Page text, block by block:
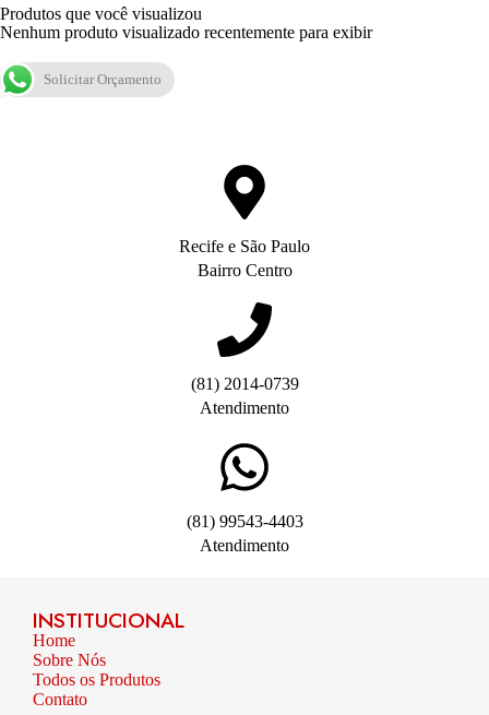
Produtos que você visualizou
Nenhum produto visualizado recentemente para exibir
Solicitar Orçamento
Recife e São Paulo
Bairro Centro
(81) 2014-0739
Atendimento
(81) 99543-4403
Atendimento
INSTITUCIONAL
Home
Sobre Nós
Todos os Produtos
Contato